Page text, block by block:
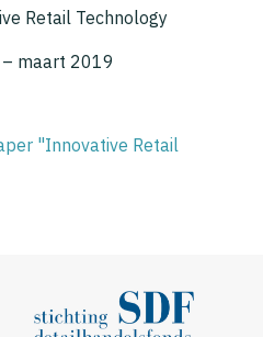
Retail Technology
maart 2019
"Innovative Retail